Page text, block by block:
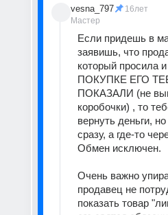
vesna_797
Мастер
16лет
Если придешь в
заявишь, что
который просила
ПОКУПКЕ ЕГО
ПОКАЗАЛИ (не
коробочки) , то
вернуть деньги,
сразу, а где-то
Обмен исключен.
Очень важно
продавец не
показать товар